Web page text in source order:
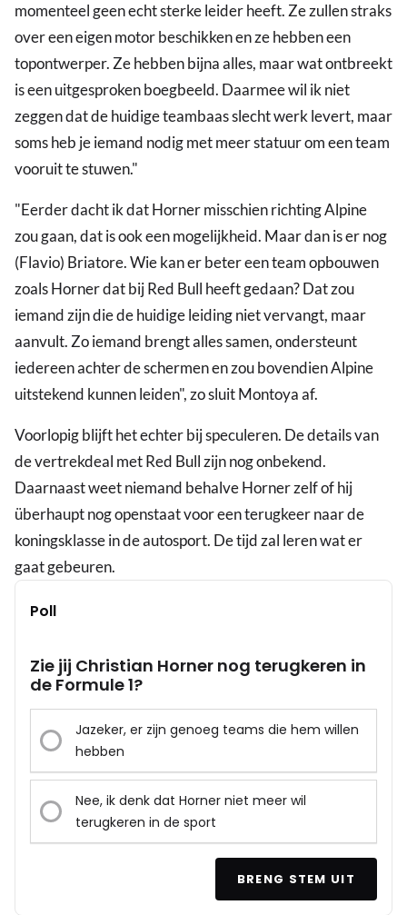
momenteel geen echt sterke leider heeft. Ze zullen straks
over een eigen motor beschikken en ze hebben een
topontwerper. Ze hebben bijna alles, maar wat ontbreekt
is een uitgesproken boegbeeld. Daarmee wil ik niet
zeggen dat de huidige teambaas slecht werk levert, maar
soms heb je iemand nodig met meer statuur om een team
vooruit te stuwen."
"Eerder dacht ik dat Horner misschien richting Alpine
zou gaan, dat is ook een mogelijkheid. Maar dan is er nog
(Flavio) Briatore. Wie kan er beter een team opbouwen
zoals Horner dat bij Red Bull heeft gedaan? Dat zou
iemand zijn die de huidige leiding niet vervangt, maar
aanvult. Zo iemand brengt alles samen, ondersteunt
iedereen achter de schermen en zou bovendien Alpine
uitstekend kunnen leiden", zo sluit Montoya af.
Voorlopig blijft het echter bij speculeren. De details van
de vertrekdeal met Red Bull zijn nog onbekend.
Daarnaast weet niemand behalve Horner zelf of hij
überhaupt nog openstaat voor een terugkeer naar de
koningsklasse in de autosport. De tijd zal leren wat er
gaat gebeuren.
Poll
Zie jij Christian Horner nog terugkeren in
de Formule 1?
Jazeker, er zijn genoeg teams die hem willen
hebben
Nee, ik denk dat Horner niet meer wil
terugkeren in de sport
BRENG STEM UIT